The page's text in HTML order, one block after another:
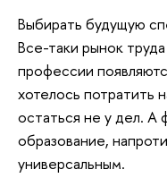
Выбирать будущую
Все-таки рынок
профессии
хотелось потратить
остаться не у дел. А
образование,
универсальным.